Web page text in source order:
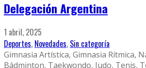
Delegación Argentina
1 abril, 2025
Deportes, Novedades, Sin categoría
Gimnasia Artística, Gimnasia Rítmica,
Bádminton, Taekwondo, Judo, Tenis,